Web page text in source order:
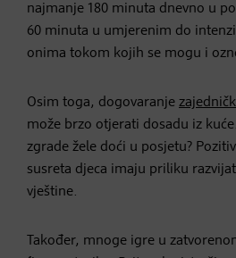
najmanje 180 minuta dnevno u
60 minuta u umjerenim do
onima tokom kojih se mogu i
Osim toga, dogovaranje
može brzo otjerati dosadu iz
zgrade žele doći u posjetu?
susreta djeca imaju priliku
vještine.
Također, mnoge igre u